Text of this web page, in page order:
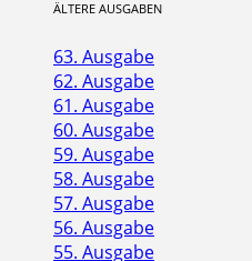
ÄLTERE AUSGABEN
63. Ausgabe
62. Ausgabe
61. Ausgabe
60. Ausgabe
59. Ausgabe
58. Ausgabe
57. Ausgabe
56. Ausgabe
55. Ausgabe